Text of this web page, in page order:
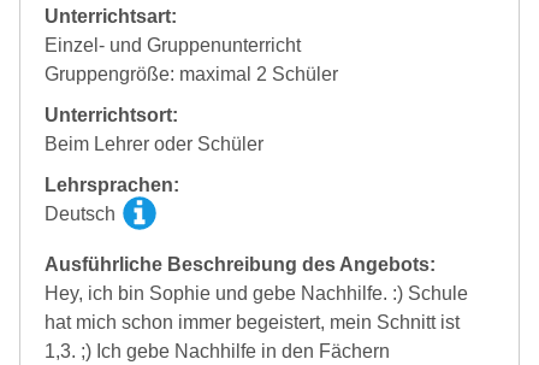
Unterrichtsart:
Einzel- und Gruppenunterricht
Gruppengröße: maximal 2 Schüler
Unterrichtsort:
Beim Lehrer oder Schüler
Lehrsprachen:
Deutsch
Ausführliche Beschreibung des Angebots:
Hey, ich bin Sophie und gebe Nachhilfe. :) Schule
hat mich schon immer begeistert, mein Schnitt ist
1,3. ;) Ich gebe Nachhilfe in den Fächern